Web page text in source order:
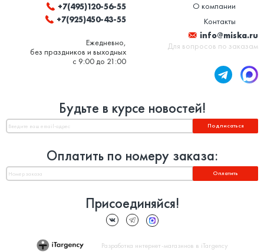
+7(495)120-56-55
+7(925)450-43-55
Ежедневно,
без праздников и выходных
с 9:00 до 21:00
О компании
Контакты
info@miska.ru
Для вопросов по заказам
Будьте в курсе новостей!
Подписаться
Оплатить по номеру заказа:
Оплатить
Присоединяйся!
Разработка интернет-магазинов в iTargency